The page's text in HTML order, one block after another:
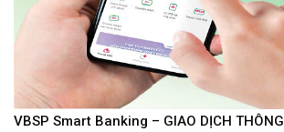
VBSP Smart Banking – GIAO DỊCH THÔNG